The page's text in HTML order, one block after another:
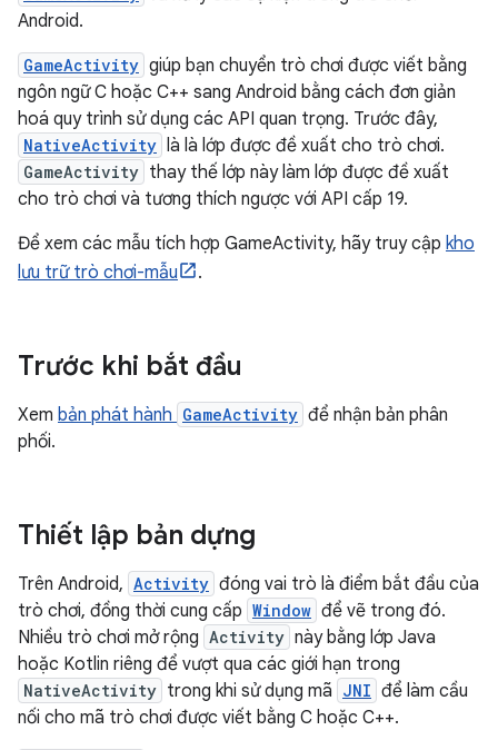
Android.
GameActivity giúp bạn chuyển trò chơi được viết bằng
ngôn ngữ C hoặc C++ sang Android bằng cách đơn giản
hoá quy trình sử dụng các API quan trọng. Trước đây,
NativeActivity là là lớp được đề xuất cho trò chơi.
GameActivity thay thế lớp này làm lớp được đề xuất
cho trò chơi và tương thích ngược với API cấp 19.
Để xem các mẫu tích hợp GameActivity, hãy truy cập kho
lưu trữ trò chơi-mẫu
.
Trước khi bắt đầu
Xem bản phát hành GameActivity để nhận bản phân
phối.
Thiết lập bản dựng
Trên Android, Activity đóng vai trò là điểm bắt đầu của
trò chơi, đồng thời cung cấp Window để vẽ trong đó.
Nhiều trò chơi mở rộng Activity này bằng lớp Java
hoặc Kotlin riêng để vượt qua các giới hạn trong
NativeActivity trong khi sử dụng mã JNI để làm cầu
nối cho mã trò chơi được viết bằng C hoặc C++.